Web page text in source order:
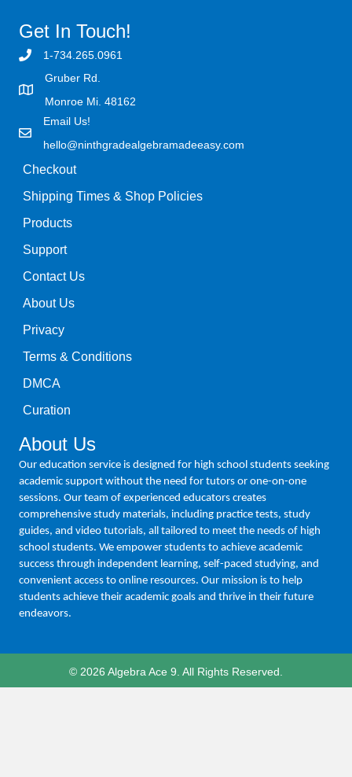
Get In Touch!
1-734.265.0961
Gruber Rd.
Monroe Mi. 48162
Email Us!
hello@ninthgradealgebramadeeasy.com
Checkout
Shipping Times & Shop Policies
Products
Support
Contact Us
About Us
Privacy
Terms & Conditions
DMCA
Curation
About Us
Our education service is designed for high school students seeking
academic support without the need for tutors or one-on-one
sessions. Our team of experienced educators creates
comprehensive study materials, including practice tests, study
guides, and video tutorials, all tailored to meet the needs of high
school students. We empower students to achieve academic
success through independent learning, self-paced studying, and
convenient access to online resources. Our mission is to help
students achieve their academic goals and thrive in their future
endeavors.
© 2026 Algebra Ace 9. All Rights Reserved.